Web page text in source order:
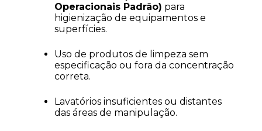
Operacionais Padrão) para
higienização de equipamentos e
superfícies.
Uso de produtos de limpeza sem
especificação ou fora da concentração
correta.
Lavatórios insuficientes ou distantes
das áreas de manipulação.